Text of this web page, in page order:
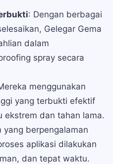
: Dengan berbagai
Gelegar Gema
dalam
spray secara
menggunakan
yang terbukti efektif
ekstrem dan tahan lama.
yang berpengalaman
aplikasi dilakukan
dan tepat waktu.